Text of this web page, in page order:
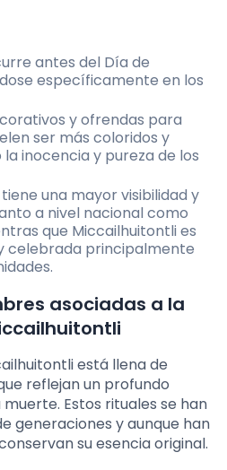
antes del Día de
específicamente en los
y ofrendas para
ser más coloridos y
inocencia y pureza de los
una mayor visibilidad y
a nivel nacional como
que Miccailhuitontli es
celebrada principalmente
asociadas a la
está llena de
reflejan un profundo
Estos rituales se han
generaciones y aunque han
su esencia original.